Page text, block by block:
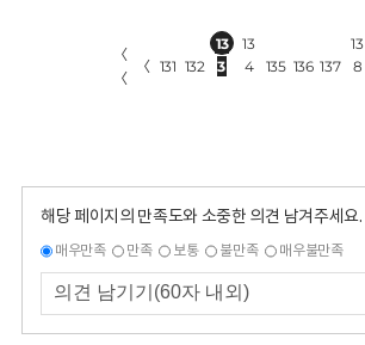
〈
〈
〈 131 132
13
3
13
4
135 136 137
13
8
해당 페이지의 만족도와 소중한 의견 남겨주세요.
매우만족 만족 보통 불만족 매우불만족